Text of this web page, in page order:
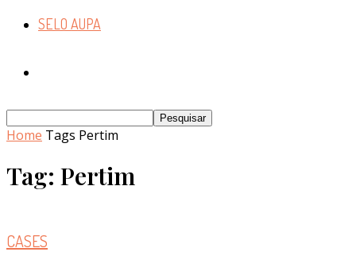
SELO AUPA
Home Tags Pertim
Tag: Pertim
CASES